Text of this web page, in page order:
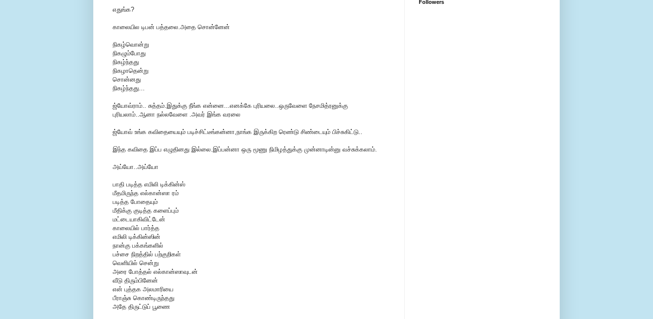
எதுங்க?
காலையில டிபன் பத்தலை.அதை சொன்னேன்
நிகழ்வொன்று
நிகழும்போது
நிகழ்ந்தது
நிகழாதென்று
சொன்னது
நிகழ்ந்தது...
ஜ்யோவ்ராம்.. சுத்தம்.இதுக்கு நீங்க என்னை...எனக்கே புரியலை..ஒருவேளை நேசமித்ரனுக்கு
புரியலாம்..ஆனா நல்லவேளை .அவர் இங்க வரலை
ஜ்யோவ் உங்க கவிதையையும் படிச்சிட்டீங்கன்னா,நாங்க இருக்கிற ரெண்டு சிண்டையும் பிச்சுகிட்டு..
இந்த கவிதை இப்ப எழுதினது இல்லை.இப்பன்னா ஒரு மூணு நிமிழத்துக்கு முன்னாடின்னு வச்சுக்கலாம்.
அய்யோ..அய்யோ
பாதி படித்த எமிலி டிக்கின்ஸ்
மீதமிருந்த எல்கான்ஸா ரம்
படித்த போதையும்
மீதிக்கு குடித்த களைப்பும்
மட்டையாகிவிட்டேன்
காலையில் பார்த்த
எமிலி டிக்கின்ஸின்
நான்கு பக்கங்களில்
பச்சை நிறத்தில் பற்குறிகள்
வெளியில் சென்று
அரை போத்தல் எல்கான்ஸாவுடன்
வீடு திரும்பினேன்
என் புத்தக அலமாரியை
பீராஞ்சு கொண்டிருந்தது
அதே திருட்டுப் பூணை
Followers